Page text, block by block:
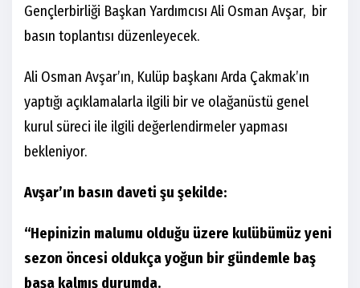
Gençlerbirliği Başkan Yardımcısı Ali Osman Avşar, bir
basın toplantısı düzenleyecek.
Ali Osman Avşar’ın, Kulüp başkanı Arda Çakmak’ın
yaptığı açıklamalarla ilgili bir ve olağanüstü genel
kurul süreci ile ilgili değerlendirmeler yapması
bekleniyor.
Avşar’ın basın daveti şu şekilde:
“Hepinizin malumu olduğu üzere kulübümüz yeni
sezon öncesi oldukça yoğun bir gündemle baş
başa kalmış durumda.